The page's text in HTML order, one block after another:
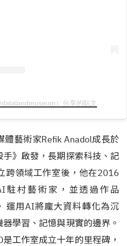
）分享的貼文
體藝術家Refik Anadol成長於
》啟發，長期探索科技、記
跨領域工作室後，他在2016
駐村藝術家，並透過作品
運用AI將龐大資料轉化為沉
學習、記憶與現實的邊界。
是工作室成立十年的里程碑，